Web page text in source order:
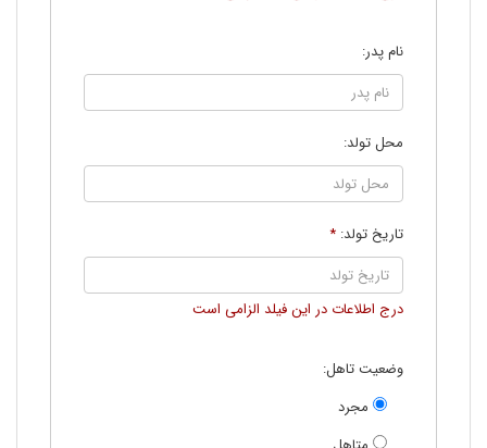
نام پدر:
محل تولد:
تاریخ تولد: *
درج اطلاعات در اين فيلد الزامی است
وضعیت تاهل:
مجرد